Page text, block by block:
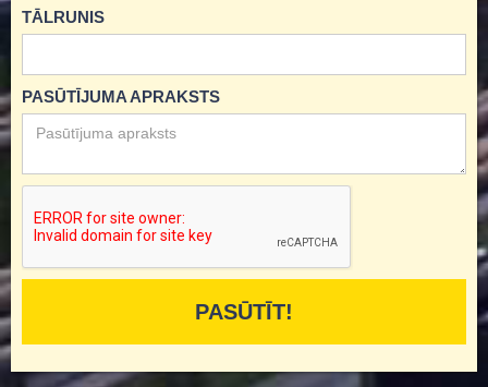
TĀLRUNIS
PASŪTĪJUMA APRAKSTS